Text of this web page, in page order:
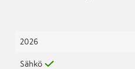
2026
Sähkö